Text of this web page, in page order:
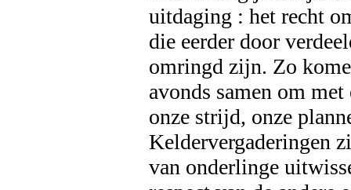
uitdaging : het recht
die eerder door
omringd zijn. Zo
avonds samen om
onze strijd, onze
Keldervergaderingen
van onderlinge